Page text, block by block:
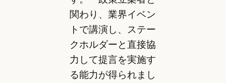
関わり、業界イベン
トで講演し、ステー
クホルダーと直接協
力して提言を実施す
る能力が得られまし